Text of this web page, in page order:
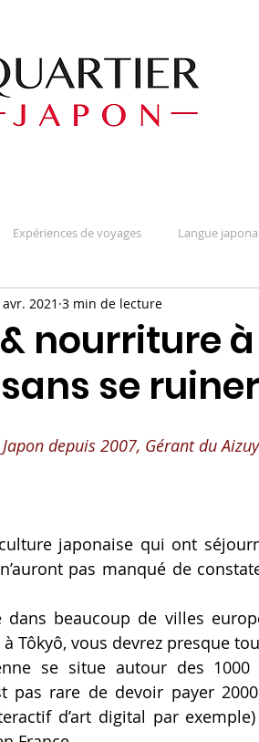
Expériences de voyages Langue
Portraits / Témoignages
Stéréotypes & apriori Tout sur le manga
nourriture à
se ruiner
2021 3 min de lecture
depuis 2007, Gérant du
japonaise qui ont
pas manqué de
beaucoup de villes
Tôkyô, vous devrez presque
se situe autour des
pas rare de devoir payer
d’art digital par